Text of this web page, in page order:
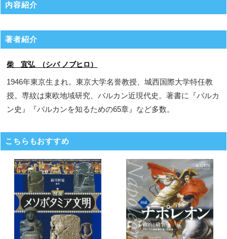
内容紹介
著者紹介
柴 宜弘 （シバ ノブヒロ）
1946年東京生まれ。東京大学名誉教授、城西国際大学特任教
授。専紋は東欧地域研究、バルカン近現代史。著書に『バルカ
ン史』『バルカンを知るための65章』など多数。
こちらもおすすめ